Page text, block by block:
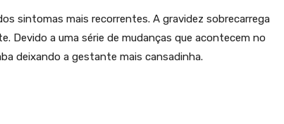
sintomas mais recorrentes. A gravidez sobrecarrega
Devido a uma série de mudanças que acontecem no
deixando a gestante mais cansadinha.